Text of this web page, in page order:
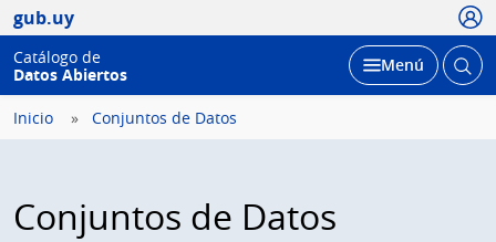
gub.uy
Catálogo de
Datos Abiertos
Desplegar
Menú Abrir
Inicio Conjuntos de Datos
Conjuntos de Datos